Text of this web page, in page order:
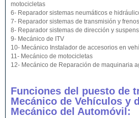
motocicletas
6- Reparador sistemas neumáticos e
7- Reparador sistemas de transmisión y frenos
8- Reparador sistemas de dirección y
9- Mecánico de ITV
10- Mecánico Instalador de accesorios en
11- Mecánico de motocicletas
12- Mecánico de Reparación de maquinaria
Funciones del puesto de
Mecánico de Vehículos y
Mecánico del Automóvil: